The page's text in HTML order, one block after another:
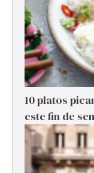
10 platos
este fin de